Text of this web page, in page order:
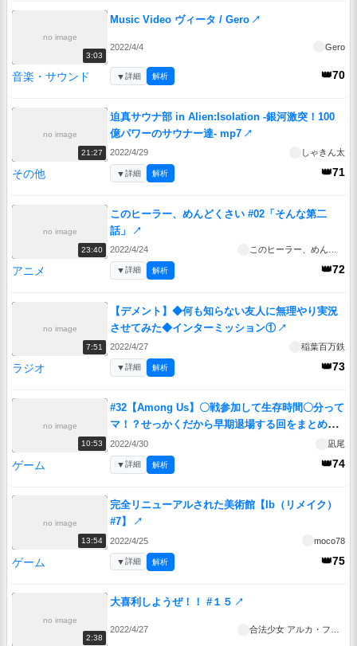
no image
3:03
Music Video ヴィータ / Gero ↗
2022/4/4 Gero
音楽・サウンド 👑70
▼詳細 解析
no image
21:27
迫真サウナ部 in Alien:Isolation -銀河激突！100
億パワーのサウナー達- mp7 ↗
2022/4/29 しゃきん太
その他 👑71
▼詳細 解析
no image
23:40
このヒーラー、めんどくさい #02「そんな第二
話」
↗
2022/4/24
アニメ 👑72
▼詳細 解析
no image
7:51
【デメント】◆何も知らない友人に無理やり実況
させてみた◆インターミッション① ↗
2022/4/27 稲葉百万鉄
ラジオ 👑73
▼詳細 解析
no image
10:53
#32【Among Us】〇戦参加して生存時間〇分って
マ！？せっかくだから早期退場する回をまとめた
ぜ！：短命の日編【ふにんがす】
2022/4/30 凪尾
ゲーム 👑74
▼詳細 解析
no image
13:54
完全リニューアルされた美術館【Ib（リメイク）
#7】
↗
2022/4/25 moco78
ゲーム 👑75
▼詳細 解析
no image
2:38
大喜利しようぜ！！ #１５ ↗
2022/4/27 合法少女 アルカ・フェニコ